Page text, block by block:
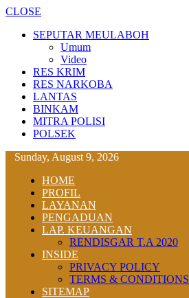
CLOSE
SEPUTAR MEULABOH
Umum
Video
RES KRIM
RES NARKOBA
LANTAS
BINKAM
MITRA POLISI
POLSEK
Sunday, August 9, 2026
HOME
PROFIL
LAYANAN
PENGADUAN
LAP. KEUANGAN
RENDISGAR T.A 2020
INSIDE
PRIVACY POLICY
TERMS & CONDITIONS
SITEMAP